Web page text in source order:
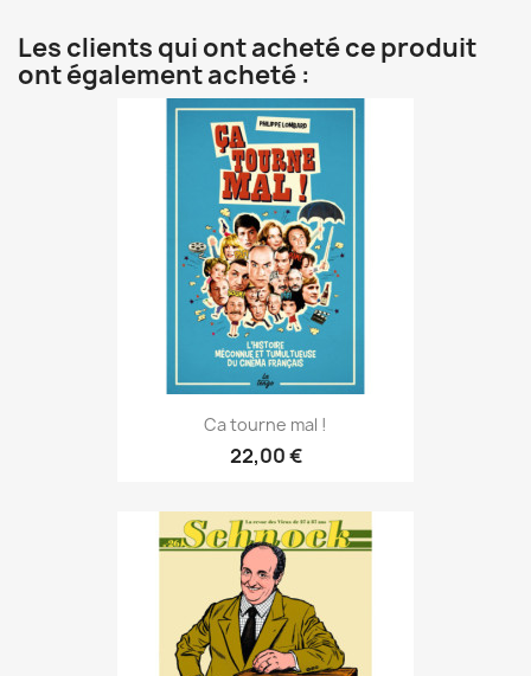
Les clients qui ont acheté ce produit
ont également acheté :
Ca tourne mal !
22,00 €